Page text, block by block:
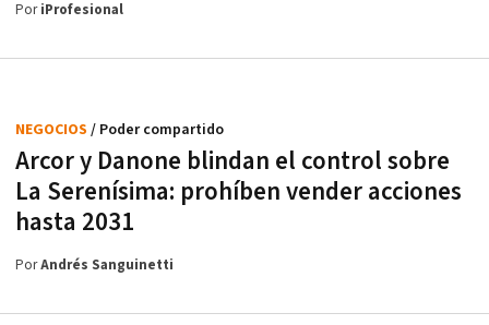
PoriProfesional
Arcor y Danone blindan el control sobre
La Serenísima: prohíben vender acciones
hasta 2031
NEGOCIOS / Poder compartido
PorAndrés Sanguinetti